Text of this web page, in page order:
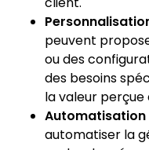
peuvent
ou des
des besoins
la valeur perçue
automatiser la